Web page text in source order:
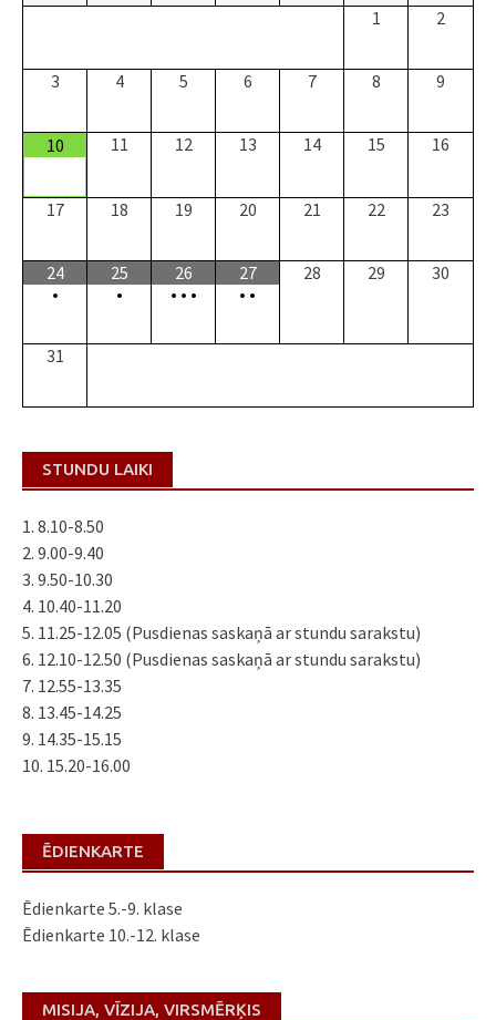
1 2
3 4 5 6 7 8 9
10 11 12 13 14 15 16
17 18 19 20 21 22 23
24
•
25
•
26
• • •
27
• •
28 29 30
31
STUNDU LAIKI
1. 8.10-8.50
2. 9.00-9.40
3. 9.50-10.30
4. 10.40-11.20
5. 11.25-12.05 (Pusdienas saskaņā ar stundu sarakstu)
6. 12.10-12.50 (Pusdienas saskaņā ar stundu sarakstu)
7. 12.55-13.35
8. 13.45-14.25
9. 14.35-15.15
10. 15.20-16.00
ĒDIENKARTE
Ēdienkarte 5.-9. klase
Ēdienkarte 10.-12. klase
MISIJA, VĪZIJA, VIRSMĒRĶIS